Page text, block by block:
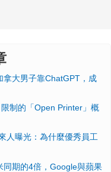
拿大男子靠ChatGPT，成
制的「Open Printer」概
人曝光：為什麼優秀員工
同期的4倍，Google與蘋果